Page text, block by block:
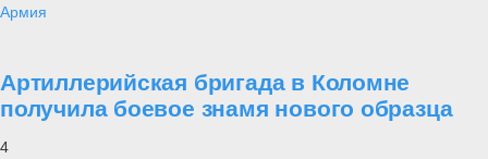
Армия
Артиллерийская бригада в Коломне
получила боевое знамя нового образца
4